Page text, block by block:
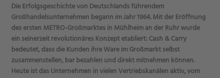
Die Erfolgsgeschichte von Deutschlands führendem
Großhandelsunternehmen begann im Jahr 1964. Mit der Eröffnung
des ersten METRO-Großmarktes in Mühlheim an der Ruhr wurde
ein seinerzeit revolutionäres Konzept etabliert: Cash & Carry
bedeutet, dass die Kunden ihre Ware im Großmarkt selbst
zusammenstellen, bar bezahlen und direkt mitnehmen können.
Heute ist das Unternehmen in vielen Vertriebskanälen aktiv, vom